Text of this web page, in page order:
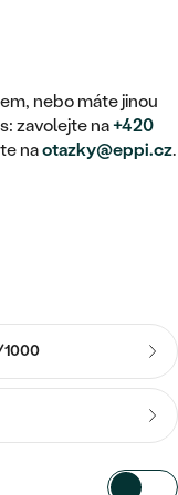
nebo máte jinou
zavolejte na+420
naotazky@eppi.cz.
1000